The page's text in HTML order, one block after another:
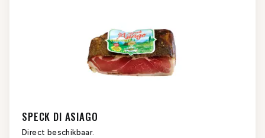
SPECK DI ASIAGO
Direct beschikbaar.